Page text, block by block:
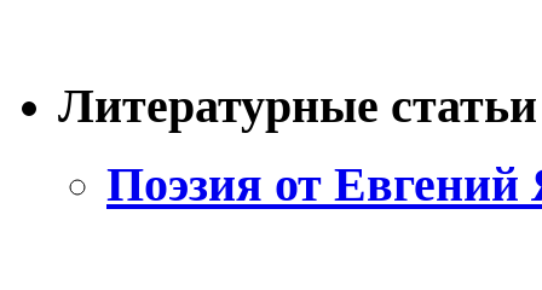
Литературные статьи
Поэзия от Евгений